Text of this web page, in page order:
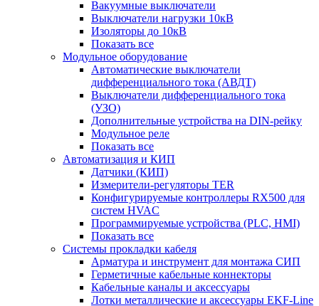
Вакуумные выключатели
Выключатели нагрузки 10кВ
Изоляторы до 10кВ
Показать все
Модульное оборудование
Автоматические выключатели
дифференциального тока (АВДТ)
Выключатели дифференциального тока
(УЗО)
Дополнительные устройства на DIN-рейку
Модульное реле
Показать все
Автоматизация и КИП
Датчики (КИП)
Измерители-регуляторы TER
Конфигурируемые контроллеры RX500 для
систем HVAC
Программируемые устройства (PLC, HMI)
Показать все
Системы прокладки кабеля
Арматура и инструмент для монтажа СИП
Герметичные кабельные коннекторы
Кабельные каналы и аксессуары
Лотки металлические и аксессуары EKF-Line